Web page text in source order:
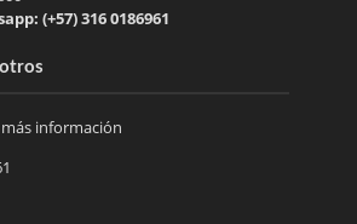
(+57) 316 0186961
información